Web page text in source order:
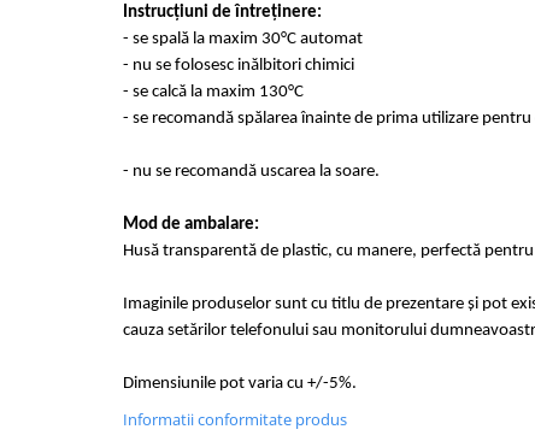
Instrucțiuni de întreținere:
- se spală la maxim 30°C automat
- nu se folosesc inălbitori chimici
- se calcă la maxim 130°C
- se recomandă spălarea înainte de prima utilizare pentru
- nu se recomandă uscarea la soare.
Mod de ambalare:
Husă transparentă de plastic, cu manere, perfectă
Imaginile produselor sunt cu titlu de prezentare și pot
cauza setărilor telefonului sau monitorului
Dimensiunile pot varia cu +/-5%.
Informatii conformitate produs